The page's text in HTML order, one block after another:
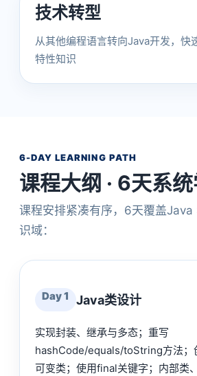
技术转型
从其他编程语言转向Java开发，快
特性知识
6-DAY LEARNING PATH
课程大纲 · 6天系
课程安排紧凑有序，6天覆盖Java
识域：
Day 1 Java类设计
实现封装、继承与多态；重写
hashCode/equals/toString方法；
可变类；使用final关键字；内部类